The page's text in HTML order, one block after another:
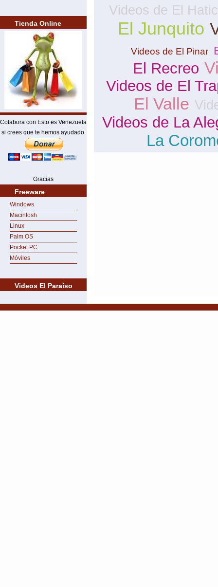
Tienda Online
Colabora con Esto es Venezuela
si crees que te hemos ayudado.
Gracias
Freeware
Windows
Macintosh
Linux
Palm OS
Pocket PC
Móviles
Videos El Paraíso
Videos de El
El Junquito
Videos de El Pinar
El Recreo
Videos de El
El Valle
Videos de La
La